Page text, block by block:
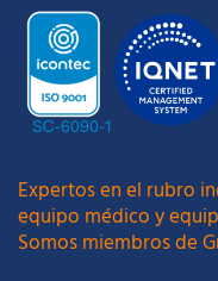
Expertos en el rubro
equipo médico y
Somos miembros de